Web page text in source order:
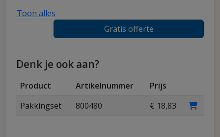
Toon alles
Gratis offerte
Denk je ook aan?
Product Artikelnummer
Prijs
Pakkingset
800480 € 18,83